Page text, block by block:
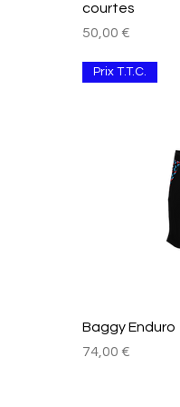
courtes
Prix
50,00 €
Prix T.T.C.
Baggy Enduro
Prix
74,00 €